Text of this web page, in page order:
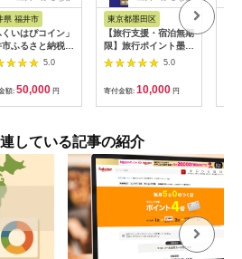
県 福井市
くいはぴコイン」
ふるさと納税ポ
ト【15,000円
[E-198004] / 選
金額 デジタル地
貨 ホテル 観光 レ
ー PAY アプリ オ
スマホ ポイント
ホ 便利 簡単 デジ
支払い 地域通貨
無料
5.0
額: 50,000 円
東京都墨田区
【旅行支援・宿泊無期
限】旅行ポイント墨田
区ふるなびトラベルポ
5.0
寄付金額: 10,000 円
している記事の紹介